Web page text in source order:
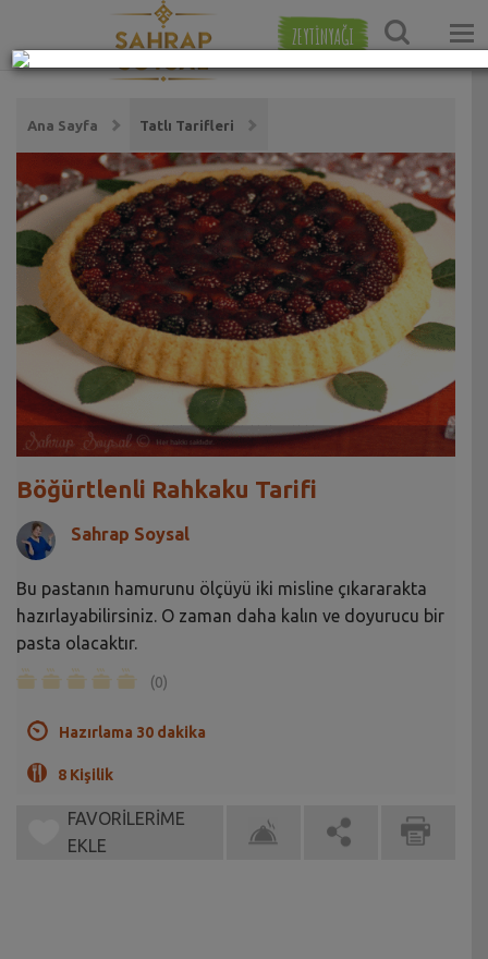
ZEYTİNYAĞI
Ana Sayfa Tatlı Tarifleri
Böğürtlenli Rahkaku Tarifi
Sahrap Soysal
Bu pastanın hamurunu ölçüyü iki misline çıkararakta
hazırlayabilirsiniz. O zaman daha kalın ve doyurucu bir
pasta olacaktır.
(0)
Hazırlama 30 dakika
8 Kişilik
FAVORİLERİME
EKLE